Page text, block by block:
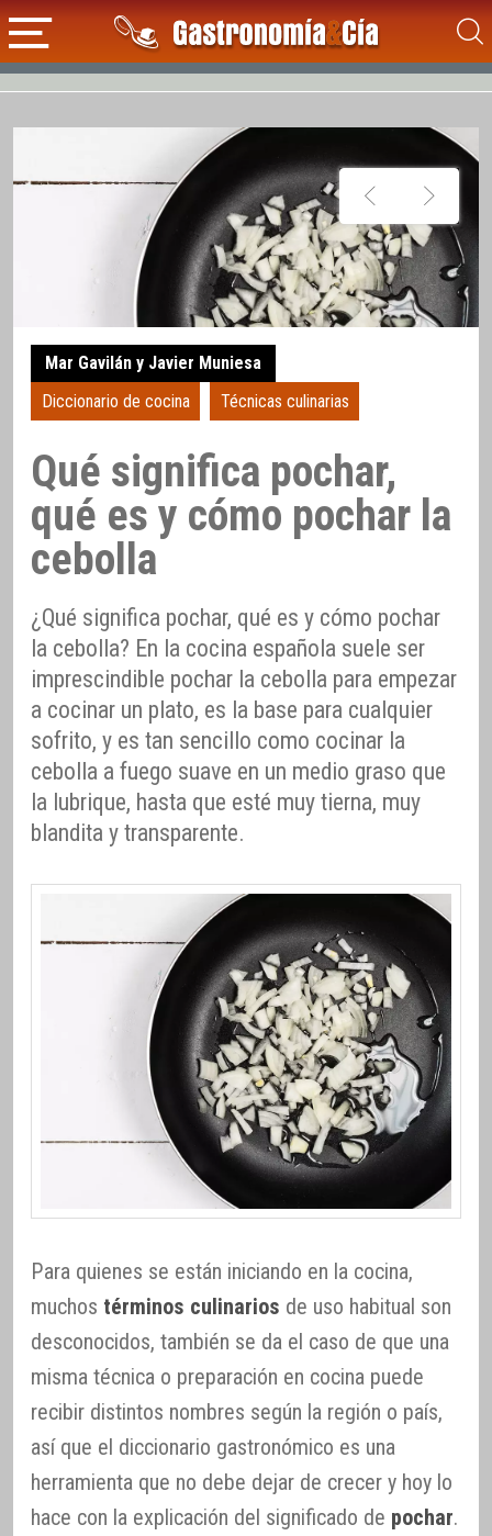
Mar Gavilán y Javier Muniesa
Diccionario de cocina
Técnicas culinarias
Qué significa pochar,
qué es y cómo pochar la
cebolla
¿Qué significa pochar, qué es y cómo pochar
la cebolla? En la cocina española suele ser
imprescindible pochar la cebolla para empezar
a cocinar un plato, es la base para cualquier
sofrito, y es tan sencillo como cocinar la
cebolla a fuego suave en un medio graso que
la lubrique, hasta que esté muy tierna, muy
blandita y transparente.
Para quienes se están iniciando en la cocina,
muchos términos culinarios de uso habitual son
desconocidos, también se da el caso de que una
misma técnica o preparación en cocina puede
recibir distintos nombres según la región o país,
así que el diccionario gastronómico es una
herramienta que no debe dejar de crecer y hoy lo
hace con la explicación del significado de pochar.